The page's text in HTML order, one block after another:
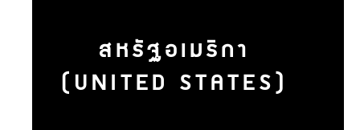
สหรัฐอเมริกา
(UNITED STATES)